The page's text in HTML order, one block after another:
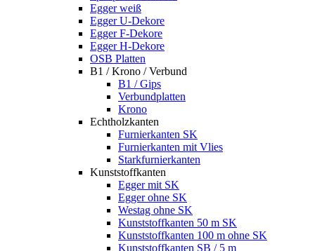
Egger weiß
Egger U-Dekore
Egger F-Dekore
Egger H-Dekore
OSB Platten
B1 / Krono / Verbund
B1 / Gips
Verbundplatten
Krono
Echtholzkanten
Furnierkanten SK
Furnierkanten mit Vlies
Starkfurnierkanten
Kunststoffkanten
Egger mit SK
Egger ohne SK
Westag ohne SK
Kunststoffkanten 50 m SK
Kunststoffkanten 100 m ohne SK
Kunststoffkanten SB / 5 m